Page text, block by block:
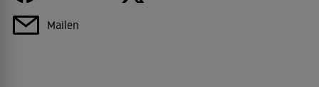
Mailen